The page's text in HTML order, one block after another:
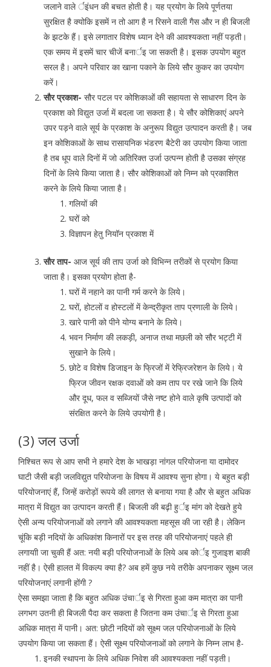
जलाने वाले र्इंधन की बचत होती है। यह प्रयोग के लिये पूर्णतया
सुरक्षित है क्योकि इसमें न तो आग है न रिसने वाली गैस और न ही बिजली
के झटके हैं। इसे लगातार विशेष ध्यान देने की आवश्यकता नहीं पड़ती।
एक समय में इसमें चार चीजें बनार्इ जा सकती है। इसक उपयोग बहुत
सरल है। अपने परिवार का खाना पकाने के लिये सौर कुकर का उपयोग
करें।
सौर प्रकाश- सौर पटल पर कोशिकाओं की सहायता से साधारण दिन के
प्रकाश को विद्युत उर्जा में बदला जा सकता है। ये सौर कोशिकाएं अपने
उपर पड़ने वाले सूर्य के प्रकाश के अनुरूप विद्युत उत्पादन करती है। जब
इन कोशिकाओं के साथ रासायनिक भंडरण बैटेरी का उपयोग किया जाता
है तब धूप वाले दिनों में जो अतिरिक्त उर्जा उत्पन्न होती है उसका संग्रह
दिनों के लिये किया जाता है। सौर कोशिकाओं को निम्न को प्रकाशित
करने के लिये किया जाता है।
गलियों की
घरों को
विज्ञापन हेतु नियॉन प्रकाश में
सौर ताप- आज सूर्य की ताप उर्जा को विभिन्न तरीकों से प्रयोग किया
जाता है। इसका प्रयोग होता है-
घरों में नहाने का पानी गर्म करने के लिये।
घरों, होटलों व होस्टलों में केन्द्रीकृत ताप प्रणाली के लिये।
खारे पानी को पीने योग्य बनाने के लिये।
भवन निर्माण की लकड़ी, अनाज तथा मछली को सौर भट्टी में
सुखाने के लिये।
छोटे व विशेष डिजाइन के फ्रिजों में रेफ्रिजरेशन के लिये। ये
फ्रिज जीवन रक्षक दवाओं को कम ताप पर रखे जाने कि लिये
और दूध, फल व सब्जियों जैसे नष्ट होने वाले कृषि उत्पादों को
संरक्षित करने के लिये उपयोगी है।
(3) जल उर्जा
निश्चित रूप से आप सभी ने हमारे देश के भाखड़ा नांगल परियोजना या दामोदर
घाटी जैसी बड़ी जलविद्युत परियोजना के विषय में आवश्य सुना होगा। ये बहुत बड़ी
परियोजनाएं हैं, जिन्हें करोड़ों रूपये की लागत से बनाया गया है और से बहुत अधिक
मात्रा में विद्युत का उत्पादन करती हैं। बिजली की बढ़ी हुर्इ मांग को देखते हुये
ऐसी अन्य परियोजनाओं को लगाने की आवश्यकता महसूस की जा रही है। लेकिन
चूंकि बड़ी नदियों के अधिकांश किनारों पर इस तरह की परियोजनाएं पहले ही
लगायाी जा चुकी हैं अत: नयी बड़ी परियोजनाओं के लिये अब कोर्इ गुजाइश बाकी
नहीं है। ऐसी हालत में विकल्प क्या है? अब हमें कुछ नये तरीके अपनाकर सूक्ष्म जल
परियोजनाएं लगानी होंगी ?
ऐसा समझा जाता है कि बहुत अधिक उंचार्इ से गिरता हुआ कम मात्रा का पानी
लगभग उतनी ही बिजली पैदा कर सकता है जितना कम उंचार्इ से गिरता हुआ
अधिक मात्रा में पानी। अत: छोटी नदियों को सूक्ष्म जल परियोजनाओं के लिये
उपयोग किया जा सकता हैं। ऐसी सूक्ष्म परियोजनाओं को लगाने के निम्न लाभ है-
इनकी स्थापना के लिये अधिक निवेश की आवश्यकता नहीं पड़ती।